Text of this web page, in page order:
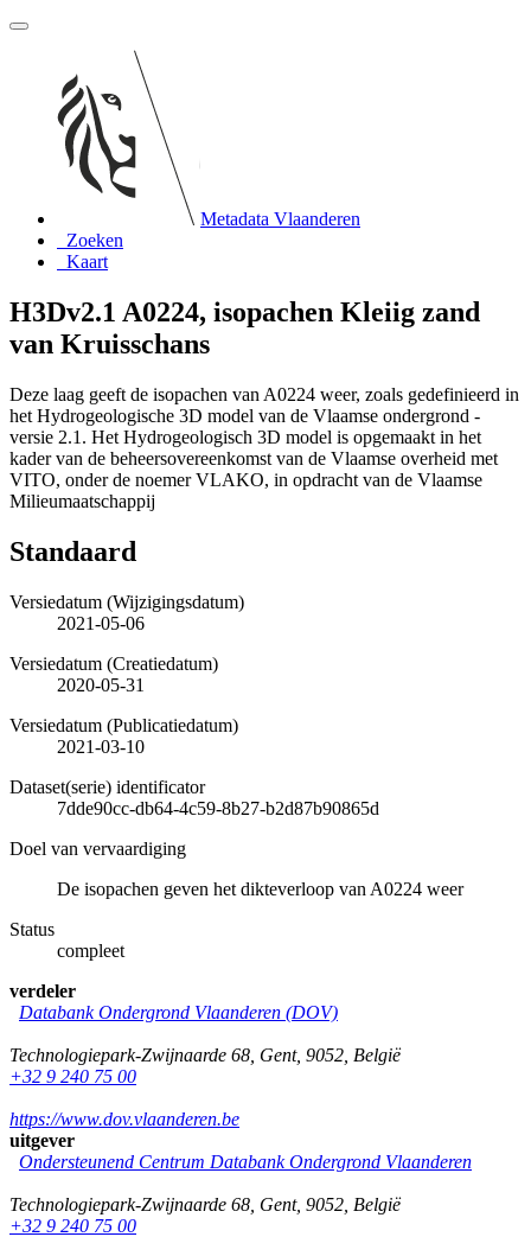
Metadata Vlaanderen
Zoeken
Kaart
H3Dv2.1 A0224, isopachen Kleiig zand
van Kruisschans
Deze laag geeft de isopachen van A0224 weer, zoals gedefinieerd in
het Hydrogeologische 3D model van de Vlaamse ondergrond -
versie 2.1. Het Hydrogeologisch 3D model is opgemaakt in het
kader van de beheersovereenkomst van de Vlaamse overheid met
VITO, onder de noemer VLAKO, in opdracht van de Vlaamse
Milieumaatschappij
Standaard
Versiedatum (Wijzigingsdatum)
2021-05-06
Versiedatum (Creatiedatum)
2020-05-31
Versiedatum (Publicatiedatum)
2021-03-10
Dataset(serie) identificator
7dde90cc-db64-4c59-8b27-b2d87b90865d
Doel van vervaardiging
De isopachen geven het dikteverloop van A0224 weer
Status
compleet
verdeler
Databank Ondergrond Vlaanderen (DOV)
Technologiepark-Zwijnaarde 68 Gent, 9052 België
+32 9 240 75 00
https://www.dov.vlaanderen.be
uitgever
Ondersteunend Centrum Databank Ondergrond Vlaanderen
Technologiepark-Zwijnaarde 68 Gent, 9052 België
+32 9 240 75 00